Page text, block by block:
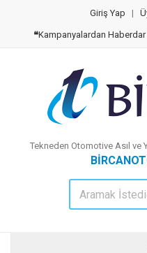
Giriş Yap |
❝Kampanyalardan Haberdar
Tekneden Otomotive Asıl ve